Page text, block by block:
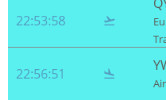
22:53:58 
22:56:51 